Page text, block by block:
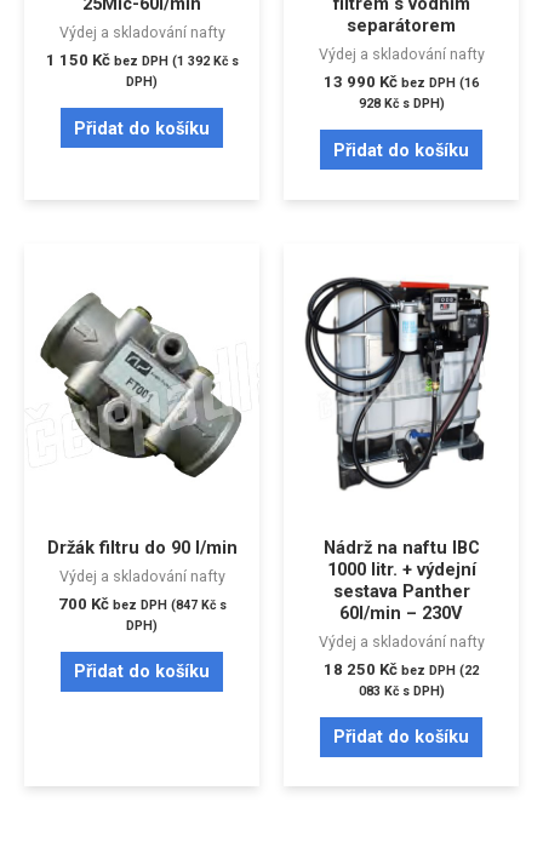
Výdej a skladování nafty
1 150 Kč bez DPH (1 392 Kčs
DPH)
Přidat do košíku
separátorem
Výdej a skladování nafty
13 990 Kč bez DPH (16
928 Kčs DPH)
Přidat do košíku
Držák filtru do 90 l/min
Výdej a skladování nafty
700 Kč bez DPH (847 Kčs
DPH)
Přidat do košíku
Nádrž na naftu IBC
1000 litr. + výdejní
sestava Panther
60l/min – 230V
Výdej a skladování nafty
18 250 Kč bez DPH (22
083 Kčs DPH)
Přidat do košíku